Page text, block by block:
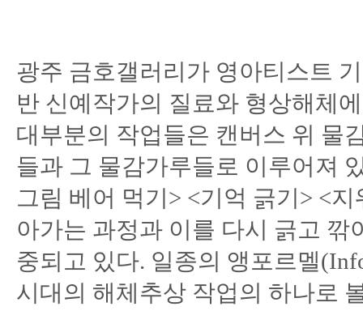
광주 금호갤러리가 영아티스트
반 신예작가의 질료와 형상해체
대부분의 작업들은 캔버스 위 물
들과 그 물감가루들로 이루어져
그림 베어 먹기> <기억 긁기> <
아가는 과정과 이를 다시 긁고
중되고 있다. 일종의 앵포르멜
시대의 해체추상 작업의 하나로